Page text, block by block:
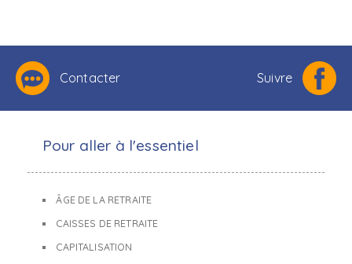
Contacter Suivre
Pour aller à l'essentiel
ÂGE DE LA RETRAITE
CAISSES DE RETRAITE
CAPITALISATION